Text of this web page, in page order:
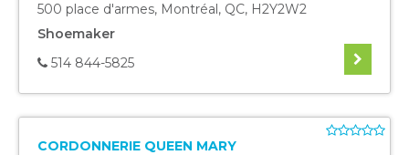
500 place d'armes, Montréal, QC, H2Y2W2
Shoemaker
514 844-5825
CORDONNERIE QUEEN MARY